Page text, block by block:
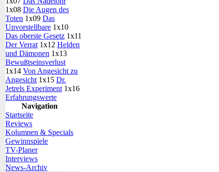
1x08 Die Augen des
Toten 1x09 Das
Unvorstellbare 1x10
Das oberste Gesetz 1x11
Der Verrat 1x12 Helden
und Dämonen 1x13
Bewußtseinsverlust
1x14 Von Angesicht zu
Angesicht 1x15 Dr.
Jetrels Experiment 1x16
Erfahrungswerte
Navigation
Startseite
Reviews
Kolumnen & Specials
Gewinnspiele
TV-Planer
Interviews
News-Archiv